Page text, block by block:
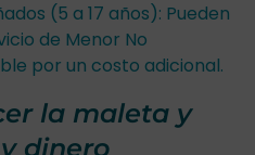
(5 a 17 años): Pueden
de Menor No
por un costo adicional.
la maleta y
dinero